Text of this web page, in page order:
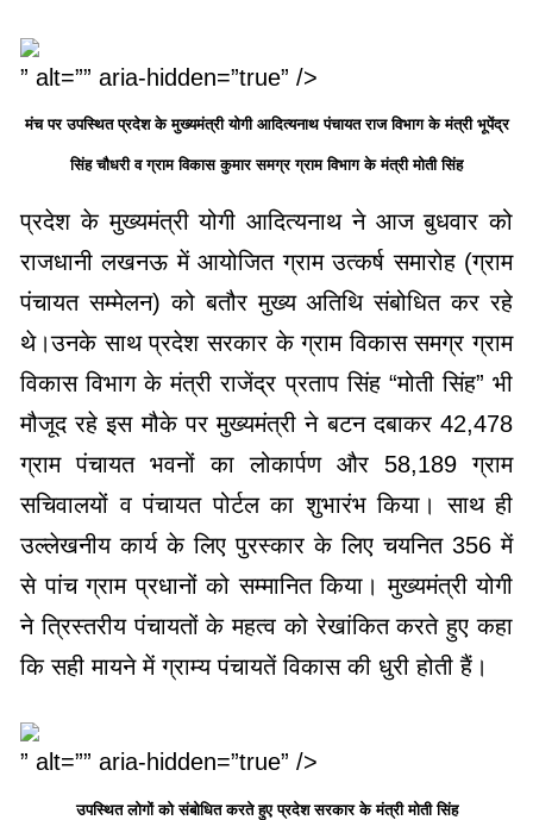
” alt=”” aria-hidden=”true” />
मंच पर उपस्थित प्रदेश के मुख्यमंत्री योगी आदित्यनाथ पंचायत राज विभाग के मंत्री भूपेंद्र
सिंह चौधरी व ग्राम विकास कुमार समग्र ग्राम विभाग के मंत्री मोती सिंह
प्रदेश के मुख्यमंत्री योगी आदित्यनाथ ने आज बुधवार को
राजधानी लखनऊ में आयोजित ग्राम उत्कर्ष समारोह (ग्राम
पंचायत सम्मेलन) को बतौर मुख्य अतिथि संबोधित कर रहे
थे।उनके साथ प्रदेश सरकार के ग्राम विकास समग्र ग्राम
विकास विभाग के मंत्री राजेंद्र प्रताप सिंह “मोती सिंह” भी
मौजूद रहे इस मौके पर मुख्यमंत्री ने बटन दबाकर 42,478
ग्राम पंचायत भवनों का लोकार्पण और 58,189 ग्राम
सचिवालयों व पंचायत पोर्टल का शुभारंभ किया। साथ ही
उल्लेखनीय कार्य के लिए पुरस्कार के लिए चयनित 356 में
से पांच ग्राम प्रधानों को सम्मानित किया। मुख्यमंत्री योगी
ने त्रिस्तरीय पंचायतों के महत्व को रेखांकित करते हुए कहा
कि सही मायने में ग्राम्य पंचायतें विकास की धुरी होती हैं।
” alt=”” aria-hidden=”true” />
उपस्थित लोगों को संबोधित करते हुए प्रदेश सरकार के मंत्री मोती सिंह